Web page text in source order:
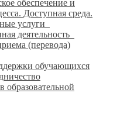
обеспечение и
Доступная среда.
услуги
деятельность
(перевода)
обучающихся
образовательной